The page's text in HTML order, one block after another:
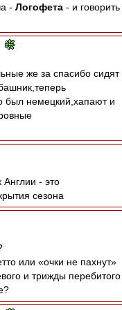
- Логофета - и говорить
же за спасибо сидят
был немецкий,хапают и
Англии - это
сезона
или «очки не пахнут»
и трижды перебитого